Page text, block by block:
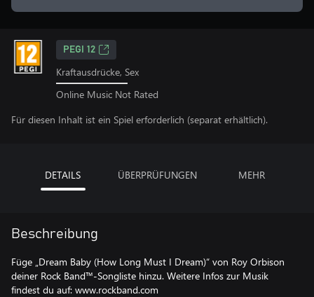
PEGI 12
Kraftausdrücke, Sex
Online Music Not Rated
Für diesen Inhalt ist ein Spiel erforderlich (separat erhältlich).
DETAILS ÜBERPRÜFUNGEN MEHR
Beschreibung
Füge „Dream Baby (How Long Must I Dream)“ von Roy Orbison
deiner Rock Band™-Songliste hinzu. Weitere Infos zur Musik
findest du auf: www.rockband.com